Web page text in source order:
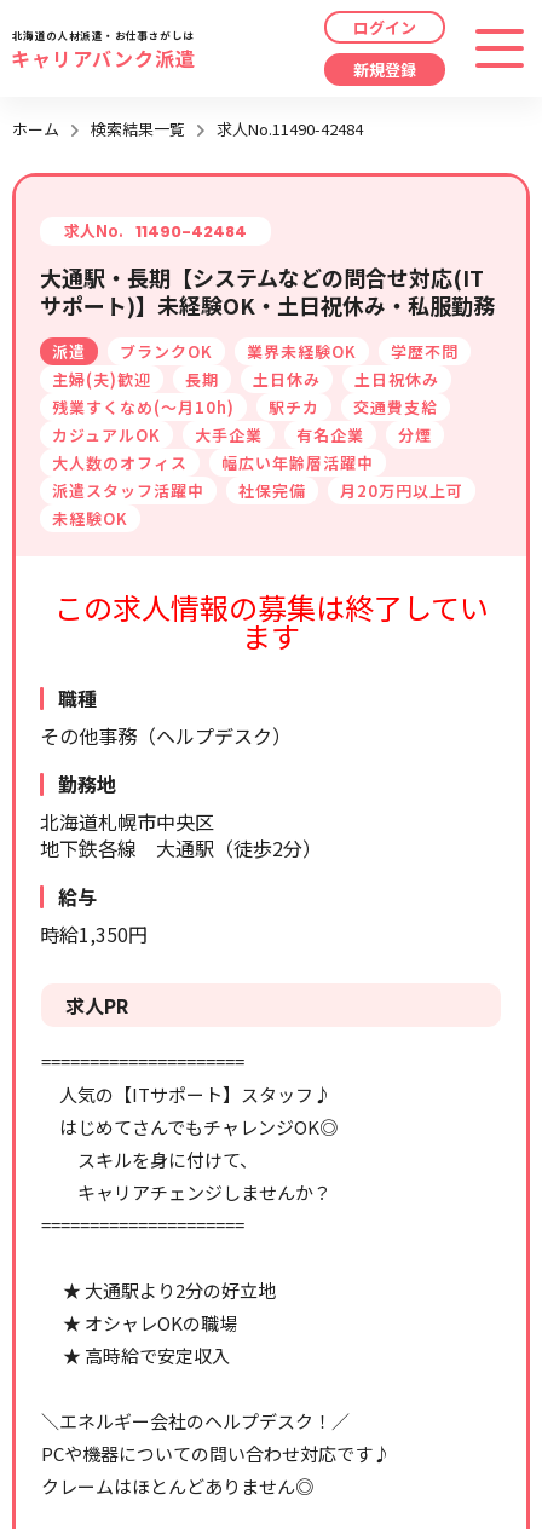
職種 指定なし
給与 時給/日給/月給から選択
こだわり 指定なし
キーワード 指定なし
最近見た求人
最近利用した検索条件
検索履歴はありません。
北海道の人材派遣・お仕事さがしは
キャリアバンク派遣
ログイン
新規登録
ホーム 検索結果一覧 求人No.11490-42484
求人No. 11490-42484
大通駅・長期【システムなどの問合せ対応(IT
サポート)】未経験OK・土日祝休み・私服勤務
派遣 ブランクOK 業界未経験OK
学歴不問
主婦(夫)歓迎
長期 土日休み
土日祝休み
残業すくなめ(～月10h)
駅チカ
交通費支給
カジュアルOK
大手企業 有名企業
分煙
大人数のオフィス
幅広い年齢層活躍中
派遣スタッフ活躍中
社保完備
月20万円以上可
未経験OK
この求人情報の募集は終了してい
ます
職種
その他事務（ヘルプデスク）
勤務地
北海道札幌市中央区
地下鉄各線 大通駅（徒歩2分）
給与
時給1,350円
求人PR
=====================
人気の【ITサポート】スタッフ♪
はじめてさんでもチャレンジOK◎
スキルを身に付けて、
キャリアチェンジしませんか？
=====================
★ 大通駅より2分の好立地
★ オシャレOKの職場
★ 高時給で安定収入
＼エネルギー会社のヘルプデスク！／
PCや機器についての問い合わせ対応です♪
クレームはほとんどありません◎